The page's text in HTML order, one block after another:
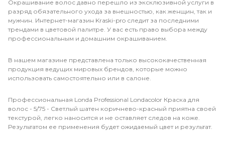
Окрашивание волос давно перешло из эксклюзивной услуги в
разряд обязательного ухода за внешностью, как женщин, так и
мужчин. Интернет-магазин Kraski-pro следит за последними
трендами в цветовой палитре. У вас есть право выбора между
профессиональным и домашним окрашиванием.
В нашем магазине представлена только высококачественная
продукция ведущих мировых брендов, которые можно
использовать самостоятельно или в салоне.
Профессиональная Londa Professional Londacolor Краска для
волос - 5/75 - Светлый шатен коричнево-красный приятна своей
текстурой, легко наносится и не оставляет следов на коже.
Результатом ее применения будет ожидаемый цвет и результат.